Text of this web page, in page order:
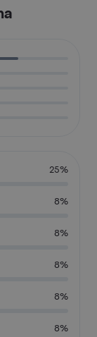
25%
8%
8%
8%
8%
8%